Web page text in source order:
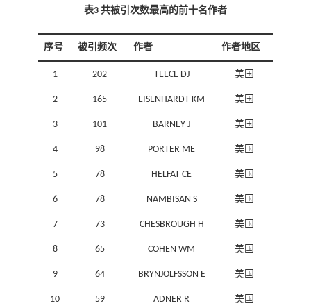
表3 共被引次数最高的前十名作者
序号 被引频次 作者 作者地区
1 202 TEECE DJ 美国
2 165 EISENHARDT KM 美国
3 101 BARNEY J 美国
4 98 PORTER ME 美国
5 78 HELFAT CE 美国
6 78 NAMBISAN S 美国
7 73 CHESBROUGH H 美国
8 65 COHEN WM 美国
9 64 BRYNJOLFSSON E 美国
10 59 ADNER R 美国